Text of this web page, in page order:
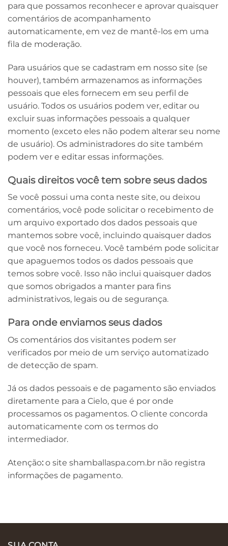
para que possamos reconhecer e aprovar quaisquer
comentários de acompanhamento
automaticamente, em vez de mantê-los em uma
fila de moderação.
Para usuários que se cadastram em nosso site (se
houver), também armazenamos as informações
pessoais que eles fornecem em seu perfil de
usuário. Todos os usuários podem ver, editar ou
excluir suas informações pessoais a qualquer
momento (exceto eles não podem alterar seu nome
de usuário). Os administradores do site também
podem ver e editar essas informações.
Quais direitos você tem sobre seus dados
Se você possui uma conta neste site, ou deixou
comentários, você pode solicitar o recebimento de
um arquivo exportado dos dados pessoais que
mantemos sobre você, incluindo quaisquer dados
que você nos forneceu. Você também pode solicitar
que apaguemos todos os dados pessoais que
temos sobre você. Isso não inclui quaisquer dados
que somos obrigados a manter para fins
administrativos, legais ou de segurança.
Para onde enviamos seus dados
Os comentários dos visitantes podem ser
verificados por meio de um serviço automatizado
de detecção de spam.
Já os dados pessoais e de pagamento são enviados
diretamente para a Cielo, que é por onde
processamos os pagamentos. O cliente concorda
automaticamente com os termos do
intermediador.
Atenção: o site shamballaspa.com.br não registra
informações de pagamento.